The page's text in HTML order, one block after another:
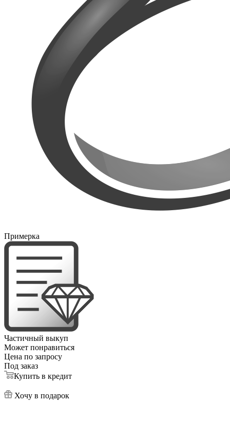
Примерка
Частичный выкуп
Может понравиться
Цена по запросу
Под заказ
Купить в кредит
Хочу в подарок